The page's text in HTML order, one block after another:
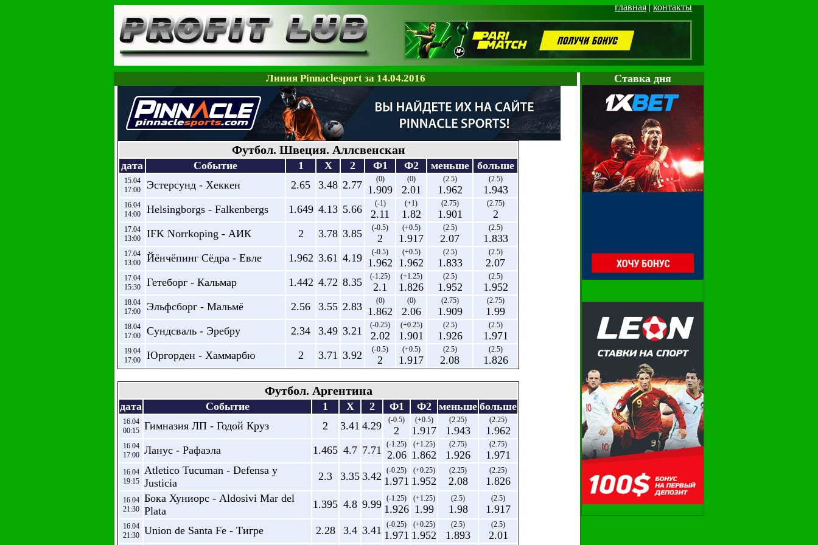
главная|контакты
Cтавка дня
Линия Pinnaclesport за 14.04.2016
Футбол. Швеция. Аллсвенскан
дата Событие 1 X 2 Ф1 Ф2 меньше больше
15.04
17:00
Эстерсунд - Хеккен 2.65 3.48 2.77 (0)
1.909
(0)
2.01
(2.5)
1.962
(2.5)
1.943
16.04
14:00
Helsingborgs - Falkenbergs 1.649 4.13 5.66 (-1)
2.11
(+1)
1.82
(2.75)
1.901
(2.75)
2
17.04
13:00
IFK Norrkoping - АИК 2 3.78 3.85 (-0.5)
2
(+0.5)
1.917
(2.5)
2.07
(2.5)
1.833
17.04
13:00
Йёнчёпинг Сёдра - Евле 1.962 3.61 4.19 (-0.5)
1.962
(+0.5)
1.962
(2.5)
1.833
(2.5)
2.07
17.04
15:30
Гетеборг - Кальмар 1.442 4.72 8.35 (-1.25)
2.1
(+1.25)
1.826
(2.5)
1.952
(2.5)
1.952
18.04
17:00
Эльфсборг - Мальмё 2.56 3.55 2.83 (0)
1.862
(0)
2.06
(2.75)
1.909
(2.75)
1.99
18.04
17:00
Сундсваль - Эребру 2.34 3.49 3.21 (-0.25)
2.02
(+0.25)
1.901
(2.5)
1.926
(2.5)
1.971
19.04
17:00
Юргорден - Хаммарбю 2 3.71 3.92 (-0.5)
2
(+0.5)
1.917
(2.5)
2.08
(2.5)
1.826
Футбол. Аргентина
дата Событие 1 X 2 Ф1 Ф2 меньше больше
16.04
00:15
Гимназия ЛП - Годой Круз 2 3.41 4.29 (-0.5)
2
(+0.5)
1.917
(2.25)
1.943
(2.25)
1.962
16.04
17:00
Ланус - Рафаэла 1.465 4.7 7.71 (-1.25)
2.06
(+1.25)
1.862
(2.75)
1.926
(2.75)
1.971
16.04
19:15
Atletico Tucuman - Defensa y
Justicia
2.3 3.35 3.42 (-0.25)
1.971
(+0.25)
1.952
(2.25)
2.08
(2.25)
1.826
16.04
21:30
Бока Хуниорс - Aldosivi Mar del
Plata
1.395 4.8 9.99 (-1.25)
1.926
(+1.25)
1.99
(2.5)
1.98
(2.5)
1.917
16.04
21:30
Union de Santa Fe - Тигре 2.28 3.4 3.41 (-0.25)
1.971
(+0.25)
1.952
(2.5)
1.893
(2.5)
2.01